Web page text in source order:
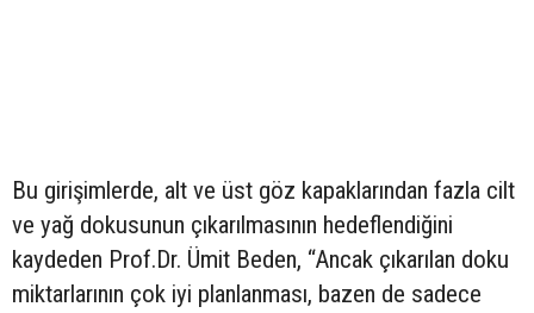
Bu girişimlerde, alt ve üst göz kapaklarından fazla cilt
ve yağ dokusunun çıkarılmasının hedeflendiğini
kaydeden Prof.Dr. Ümit Beden, “Ancak çıkarılan doku
miktarlarının çok iyi planlanması, bazen de sadece